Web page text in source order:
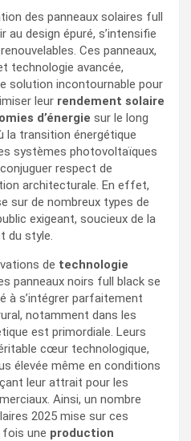
des panneaux solaires full
design épuré, s’intensifie
Ces panneaux,
technologie avancée,
solution incontournable pour
leur rendement solaire
d’énergie sur le long
la transition énergétique
systèmes photovoltaïques
respect de
architecturale. En effet,
sur de nombreux types de
exigeant, soucieux de la
du style.
de technologie
panneaux noirs full black se
à s’intégrer parfaitement
notamment dans les
est primordiale. Leurs
cœur technologique,
élevée même en conditions
leur attrait pour les
Ainsi, un nombre
2025 mise sur ces
fois une production